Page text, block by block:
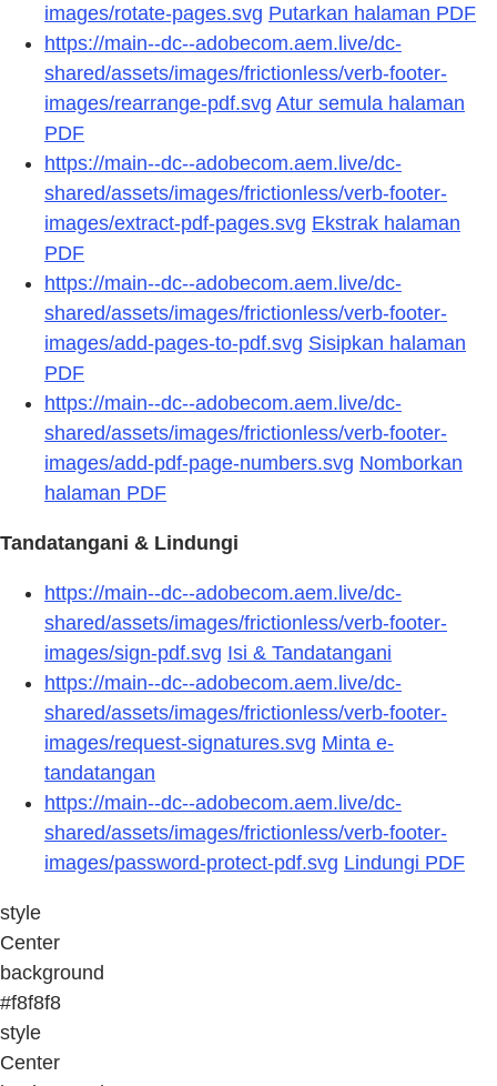
images/rotate-pages.svg Putarkan halaman PDF
https://main--dc--adobecom.aem.live/dc-
shared/assets/images/frictionless/verb-footer-
images/rearrange-pdf.svg Atur semula halaman
PDF
https://main--dc--adobecom.aem.live/dc-
shared/assets/images/frictionless/verb-footer-
images/extract-pdf-pages.svg Ekstrak halaman
PDF
https://main--dc--adobecom.aem.live/dc-
shared/assets/images/frictionless/verb-footer-
images/add-pages-to-pdf.svg Sisipkan halaman
PDF
https://main--dc--adobecom.aem.live/dc-
shared/assets/images/frictionless/verb-footer-
images/add-pdf-page-numbers.svg Nomborkan
halaman PDF
Tandatangani & Lindungi
https://main--dc--adobecom.aem.live/dc-
shared/assets/images/frictionless/verb-footer-
images/sign-pdf.svg Isi & Tandatangani
https://main--dc--adobecom.aem.live/dc-
shared/assets/images/frictionless/verb-footer-
images/request-signatures.svg Minta e-
tandatangan
https://main--dc--adobecom.aem.live/dc-
shared/assets/images/frictionless/verb-footer-
images/password-protect-pdf.svg Lindungi PDF
style
Center
background
#f8f8f8
style
Center